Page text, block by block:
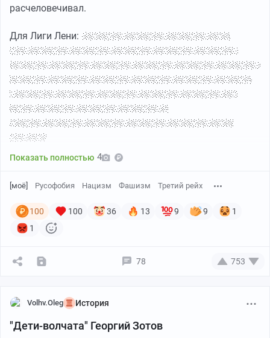
расчеловечивал.
Для Лиги Лени: Гитлер был одержим концепцией
жизненного пространства, и считал, что немецкий
народ может выжить, только если захватит восточные
территории богатые ресурсами, а именно территории
СССР. Чтобы оправдать захватническую войну, он
прибег к расовой теории и занялся
расчеловечиванием славян и народов восточной
Европы.
Показать полностью 4
[моё] Русофобия Нацизм Фашизм Третий рейх
100 100 36 13 9 9
1
1
78 753
Volhv.Oleg История
"Дети-волчата" Георгий Зотов